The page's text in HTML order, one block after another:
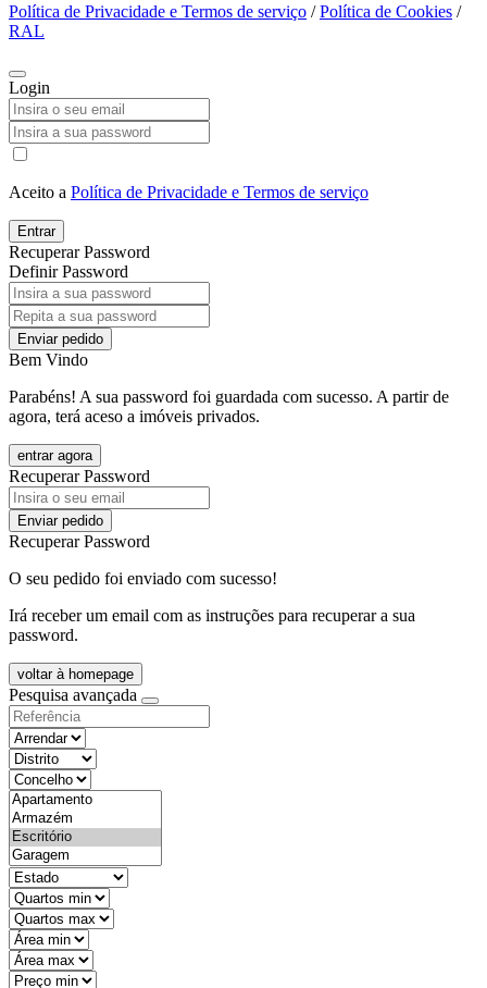
Política de Privacidade e Termos de serviço /Política de Cookies /
RAL
Login
Aceito a Política de Privacidade e Termos de serviço
Entrar
Recuperar Password
Definir Password
Enviar pedido
Bem Vindo
Parabéns! A sua password foi guardada com sucesso. A partir de
agora, terá aceso a imóveis privados.
entrar agora
Recuperar Password
Enviar pedido
Recuperar Password
O seu pedido foi enviado com sucesso!
Irá receber um email com as instruções para recuperar a sua
password.
voltar à homepage
Pesquisa avançada
objective
districtId
countyId
types
state
mintypo
maxtypo
minarea
maxarea
minprice